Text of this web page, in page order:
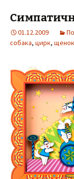
01.12.2009
собака, цирк, щенок